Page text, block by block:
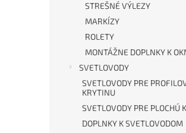
STREŠNÉ VÝLEZY
MARKÍZY
ROLETY
MONTÁŽNE DOPLNKY K
SVETLOVODY
SVETLOVODY PRE
KRYTINU
SVETLOVODY PRE PLOCHÚ
DOPLNKY K SVETLOVODOM